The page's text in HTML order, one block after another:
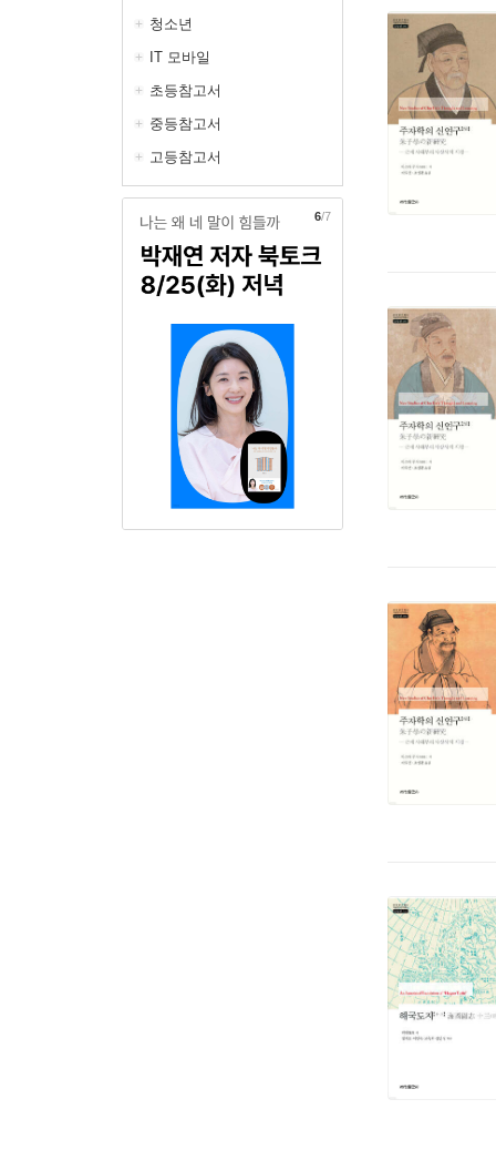
청소년
IT 모바일
초등참고서
중등참고서
고등참고서
6/7